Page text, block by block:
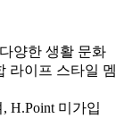
양한 생활 문화
라이프 스타일 멤
H.Point 미가입